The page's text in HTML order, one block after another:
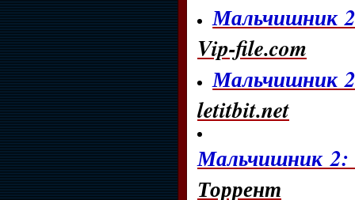
Мальчишник
Vip-file.com
Мальчишник
letitbit.net
Мальчишник 2:
Торрент